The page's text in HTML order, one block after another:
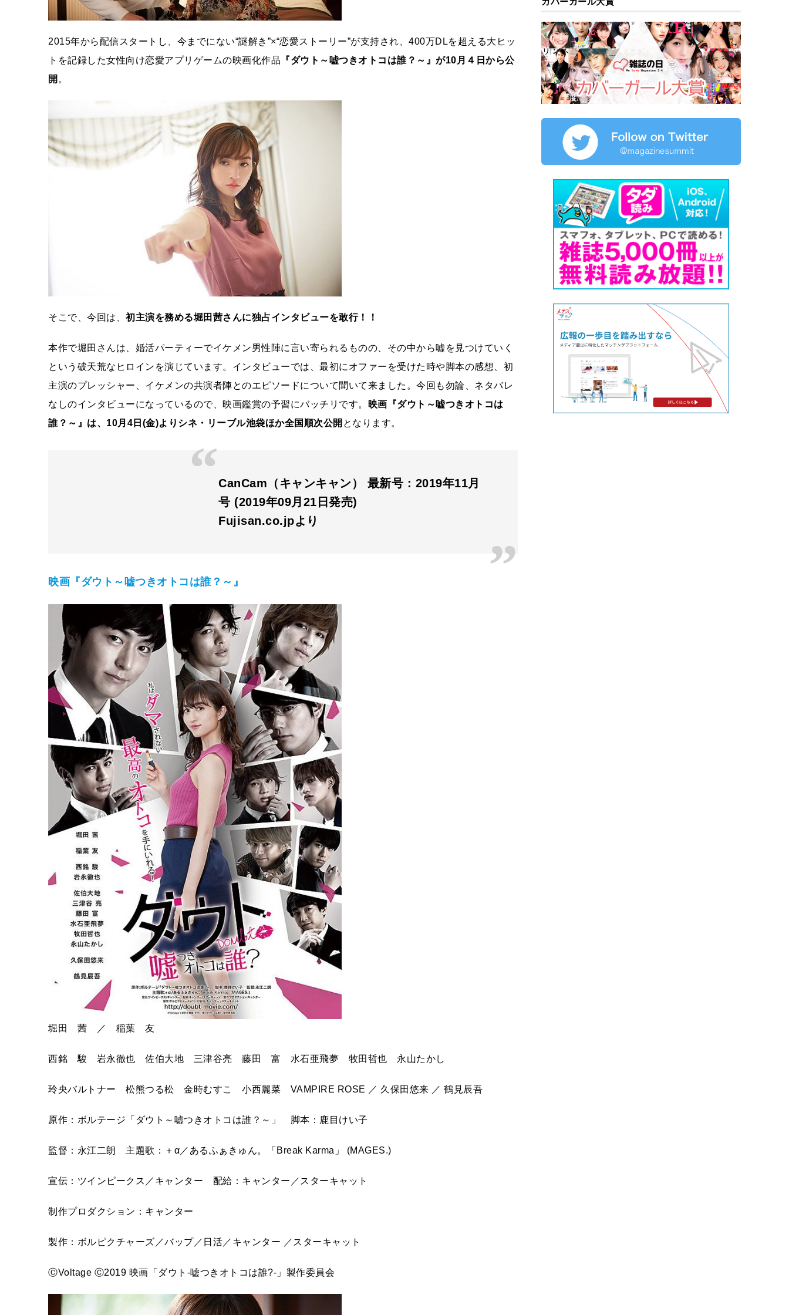
2015年から配信スタートし、今までにない“謎解き”×“恋愛ストーリー”が支持され、400万DLを超える大ヒッ
トを記録した女性向け恋愛アプリゲームの映画化作品 『ダウト～嘘つきオトコは誰？～』が10月４日から公
開 。
そこで、今回は、 初主演を務める堀田茜さんに独占インタビューを敢行！！
本作で堀田さんは、婚活パーティーでイケメン男性陣に言い寄られるものの、その中から嘘を見つけていく
という破天荒なヒロインを演じています。インタビューでは、最初にオファーを受けた時や脚本の感想、初
主演のプレッシャー、イケメンの共演者陣とのエピソードについて聞いて来ました。今回も勿論、ネタバレ
なしのインタビューになっているので、映画鑑賞の予習にバッチリです。
映画『ダウト～嘘つきオトコは
誰？～』は、10月4日(金)よりシネ・リーブル池袋ほか全国順次公開 となります。
CanCam（キャンキャン） 最新号：2019年11月
号 (2019年09月21日発売)
Fujisan.co.jpより
映画『ダウト～嘘つきオトコは誰？～』
堀田 茜 ／ 稲葉 友
西銘 駿 岩永徹也 佐伯大地 三津谷亮 藤田 富 水石亜飛夢 牧田哲也 永山たかし
玲央バルトナー 松熊つる松 金時むすこ 小西麗菜 VAMPIRE ROSE ／ 久保田悠来 ／ 鶴見辰吾
原作：ボルテージ「ダウト～嘘つきオトコは誰？～」 脚本：鹿目けい子
監督：永江二朗 主題歌：＋α／あるふぁきゅん。「Break Karma」 (MAGES.)
宣伝：ツインピークス／キャンター 配給：キャンター／スターキャット
制作プロダクション：キャンター
製作：ボルピクチャーズ／バップ／日活／キャンター ／スターキャット
ⒸVoltage Ⓒ2019 映画「ダウト-嘘つきオトコは誰?-」製作委員会